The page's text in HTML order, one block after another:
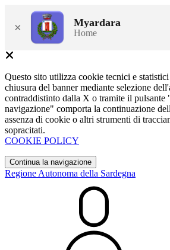
× Myardara
Home
Questo sito utilizza cookie tecnici e
chiusura del banner mediante selezione
contraddistinto dalla X o tramite il pulsante
navigazione" comporta la continuazione
assenza di cookie o altri strumenti di
sopracitati.
COOKIE POLICY
Continua la navigazione
Regione Autonoma della Sardegna